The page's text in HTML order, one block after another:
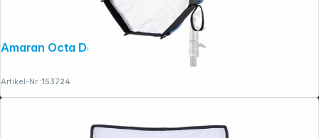
Amaran Octa Dome 60
Artikel-Nr.:153724